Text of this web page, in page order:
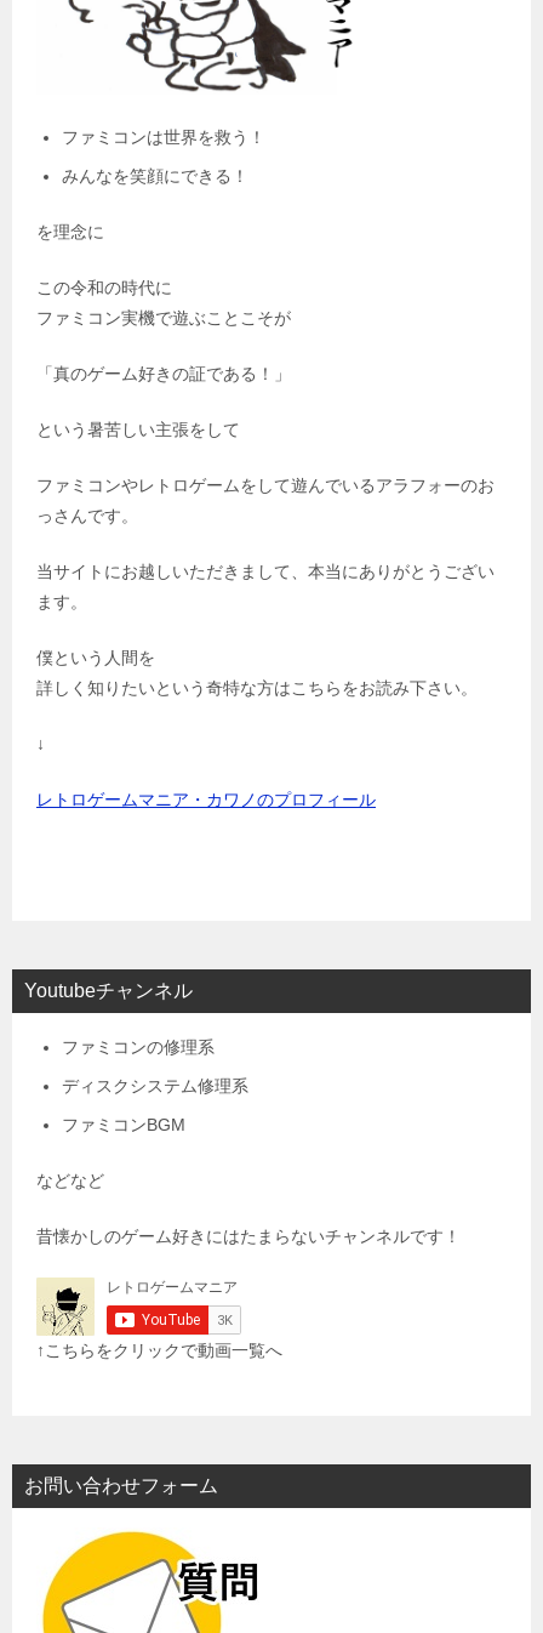
ファミコンは世界を救う！
みんなを笑顔にできる！
を理念に
この令和の時代に
ファミコン実機で遊ぶことこそが
「真のゲーム好きの証である！」
という暑苦しい主張をして
ファミコンやレトロゲームをして遊んでいるアラフォーのお
っさんです。
当サイトにお越しいただきまして、本当にありがとうござい
ます。
僕という人間を
詳しく知りたいという奇特な方はこちらをお読み下さい。
↓
レトロゲームマニア・カワノのプロフィール
Youtubeチャンネル
ファミコンの修理系
ディスクシステム修理系
ファミコンBGM
などなど
昔懐かしのゲーム好きにはたまらないチャンネルです！
↑こちらをクリックで動画一覧へ
お問い合わせフォーム